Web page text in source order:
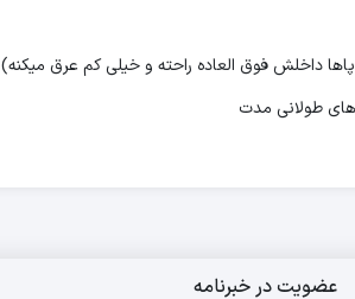
داخلش فوق العاده راحته و خیلی کم عرق میکنه)
طولانی مدت
عضویت در خبرنامه